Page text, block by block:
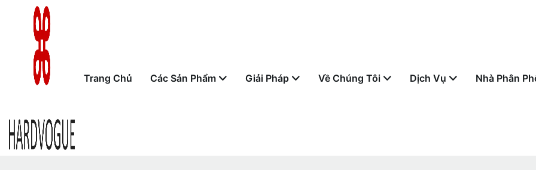
Trang Chủ Các Sản Phẩm Giải Pháp Về Chúng Tôi Dịch Vụ Nhà Phân